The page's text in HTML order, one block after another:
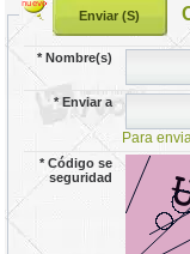
*Nombre(s)
*Enviar a
Para
*Código se
seguridad